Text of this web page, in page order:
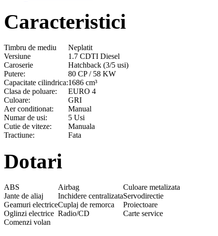
Caracteristici
Timbru de mediu
Neplatit
Versiune
1.7 CDTI Diesel
Caroserie
Hatchback (3/5 usi)
Putere:
80 CP / 58 KW
Capacitate cilindrica:1686 cm³
Clasa de poluare:
EURO 4
Culoare:
GRI
Aer conditionat:
Manual
Numar de usi:
5 Usi
Cutie de viteze:
Manuala
Tractiune:
Fata
Dotari
ABS Airbag
Culoare metalizata
Jante de aliaj
Inchidere centralizataServodirectie
Geamuri electriceCuplaj de remorca
Proiectoare
Oglinzi electrice Radio/CD
Carte service
Comenzi volan